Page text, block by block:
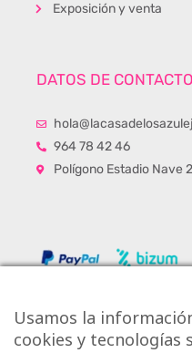
Exposición y venta
DATOS DE CONTACTO
964 78 42 46
Polígono Estadio Nave
Usamos la
cookies y tecnologías